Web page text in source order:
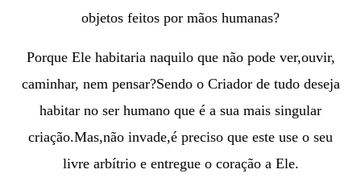
objetos feitos por mãos humanas?
Porque Ele habitaria naquilo que não pode ver,ouvir,
caminhar, nem pensar?Sendo o Criador de tudo deseja
habitar no ser humano que é a sua mais singular
criação.Mas,não invade,é preciso que este use o seu
livre arbítrio e entregue o coração a Ele.